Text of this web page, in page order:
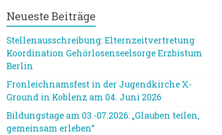
Neueste Beiträge
Stellenausschreibung: Elternzeitvertretung
Koordination Gehörlosenseelsorge Erzbistum
Berlin
Fronleichnamsfest in der Jugendkirche X-
Ground in Koblenz am 04. Juni 2026
Bildungstage am 03.-07.2026: „Glauben teilen,
gemeinsam erleben“